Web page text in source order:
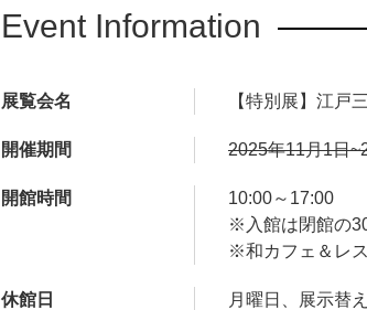
Event Information
展覧会名 【特別展】江戸
開催期間 2025年11月1日
開館時間
10:00～17:00
※入館は閉館の
※和カフェ＆レ
休館日
月曜日、展示替